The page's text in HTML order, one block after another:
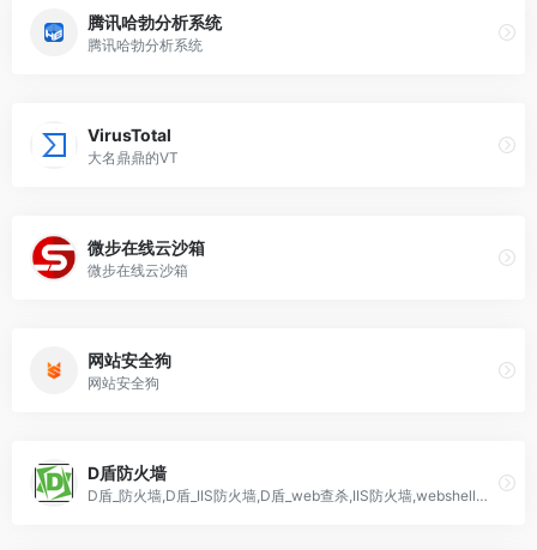
腾讯哈勃分析系统
腾讯哈勃分析系统
VirusTotal
大名鼎鼎的VT
微步在线云沙箱
微步在线云沙箱
网站安全狗
网站安全狗
D盾防火墙
D盾_防火墙,D盾_IIS防火墙,D盾_web查杀,IIS防火墙,webshell查杀,